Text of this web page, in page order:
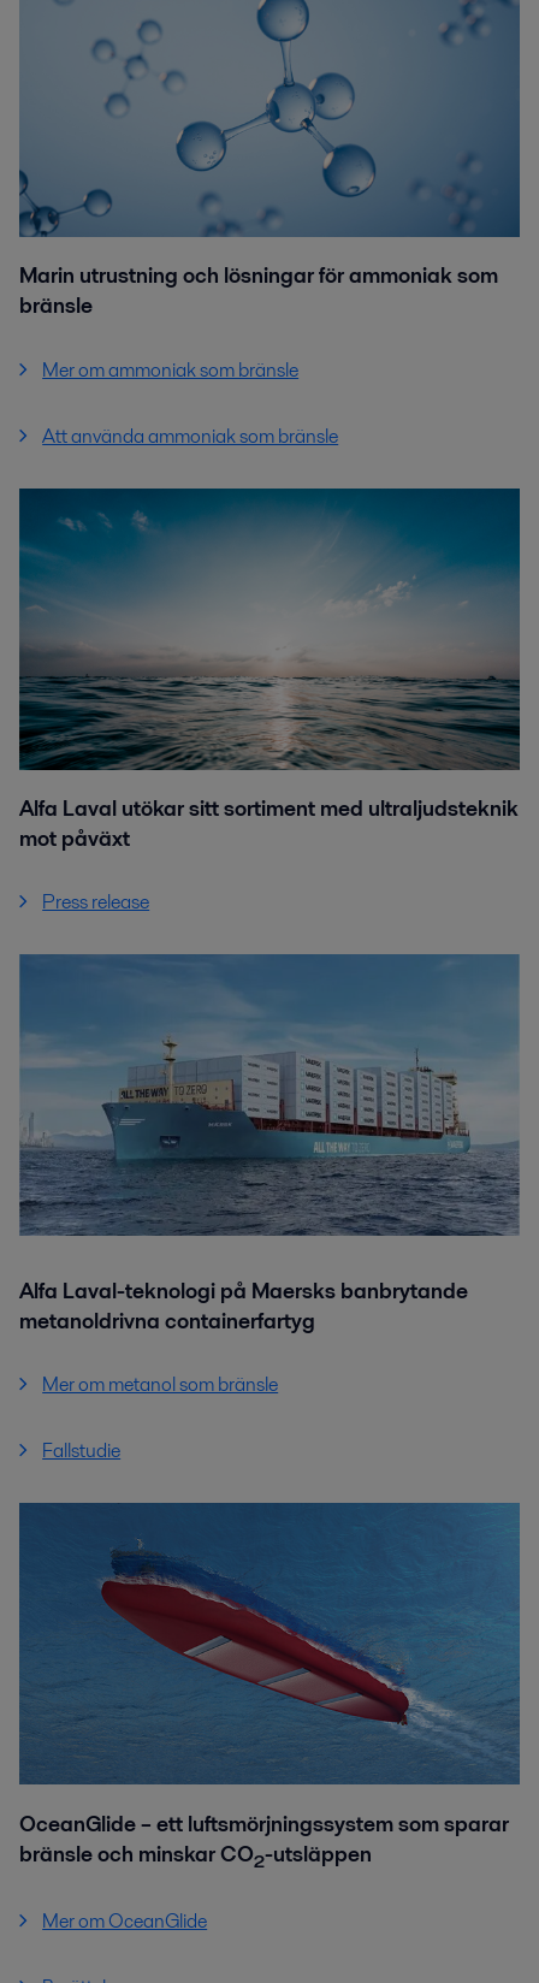
Marin utrustning och lösningar för ammoniak som
bränsle
Mer om ammoniak som bränsle
Att använda ammoniak som bränsle
Alfa Laval utökar sitt sortiment med ultraljudsteknik
mot påväxt
Press release
Alfa Laval-teknologi på Maersks banbrytande
metanoldrivna containerfartyg
Mer om metanol som bränsle
Fallstudie
OceanGlide – ett luftsmörjningssystem som sparar
bränsle och minskar CO2-utsläppen
Mer om OceanGlide